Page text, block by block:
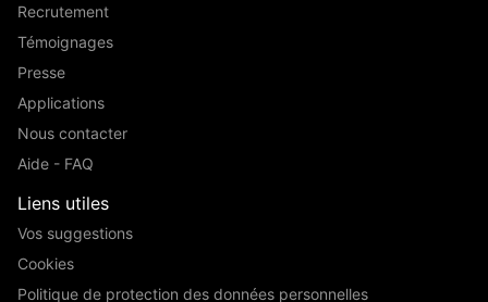
Recrutement
Témoignages
Presse
Applications
Nous contacter
Aide - FAQ
Liens utiles
Vos suggestions
Cookies
Politique de protection des données personnelles